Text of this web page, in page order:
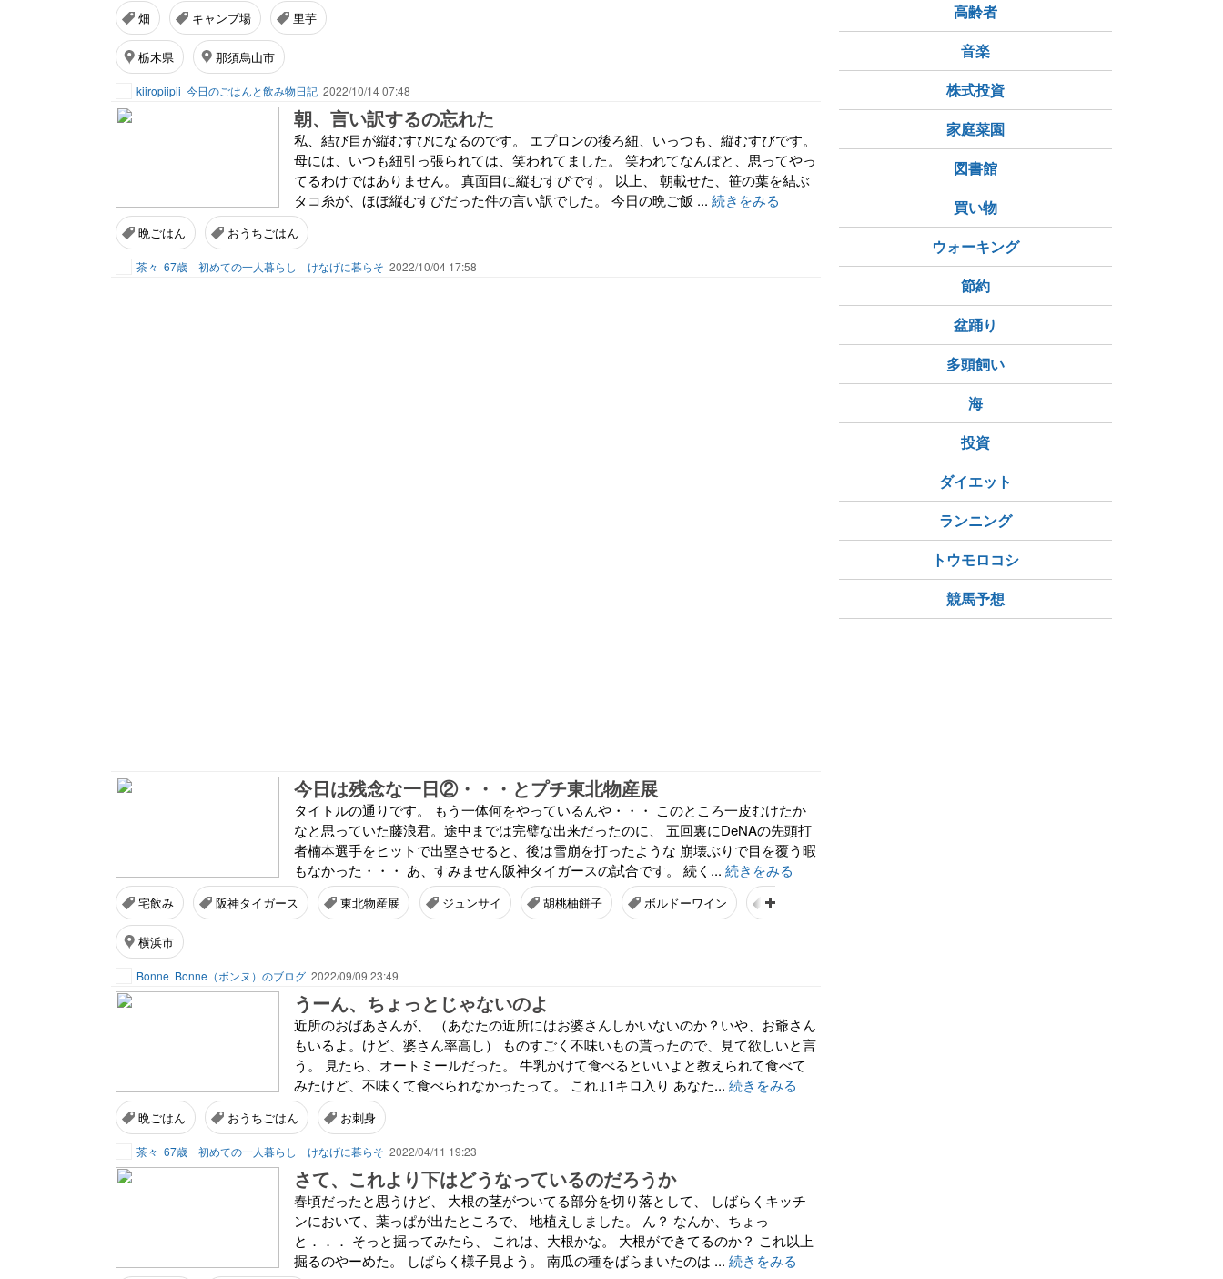
畑 キャンプ場 里芋
栃木県 那須烏山市
kiiropiipii 今日のごはんと飲み物日記 2022/10/14 07:48
朝、言い訳するの忘れた
私、結び目が縦むすびになるのです。 エプロンの後ろ紐、いっつも、縦むすびです。
母には、いつも紐引っ張られては、笑われてました。 笑われてなんぼと、思ってやっ
てるわけではありません。 真面目に縦むすびです。 以上、 朝載せた、笹の葉を結ぶ
タコ糸が、ほぼ縦むすびだった件の言い訳でした。 今日の晩ご飯 ... 続きをみる
晩ごはん おうちごはん
茶々 67歳 初めての一人暮らし けなげに暮らそ 2022/10/04 17:58
今日は残念な一日②・・・とプチ東北物産展
タイトルの通りです。 もう一体何をやっているんや・・・ このところ一皮むけたか
なと思っていた藤浪君。途中までは完璧な出来だったのに、 五回裏にDeNAの先頭打
者楠本選手をヒットで出塁させると、後は雪崩を打ったような 崩壊ぶりで目を覆う暇
もなかった・・・ あ、すみません阪神タイガースの試合です。 続く... 続きをみる
宅飲み 阪神タイガース 東北物産展 ジュンサイ 胡桃柚餅子 ボルドーワイン ジャン・ピエール・無エックス
横浜市
Bonne Bonne（ボンヌ）のブログ 2022/09/09 23:49
うーん、ちょっとじゃないのよ
近所のおばあさんが、 （あなたの近所にはお婆さんしかいないのか？いや、お爺さん
もいるよ。けど、婆さん率高し） ものすごく不味いもの貰ったので、見て欲しいと言
う。 見たら、オートミールだった。 牛乳かけて食べるといいよと教えられて食べて
みたけど、不味くて食べられなかったって。 これ↓1キロ入り あなた... 続きをみる
晩ごはん おうちごはん お刺身
茶々 67歳 初めての一人暮らし けなげに暮らそ 2022/04/11 19:23
さて、これより下はどうなっているのだろうか
春頃だったと思うけど、 大根の茎がついてる部分を切り落として、 しばらくキッチ
ンにおいて、葉っぱが出たところで、 地植えしました。 ん？ なんか、ちょっ
と．．． そっと掘ってみたら、 これは、大根かな。 大根ができてるのか？ これ以上
掘るのやーめた。 しばらく様子見よう。 南瓜の種をばらまいたのは ... 続きをみる
高齢者
音楽
株式投資
家庭菜園
図書館
買い物
ウォーキング
節約
盆踊り
多頭飼い
海
投資
ダイエット
ランニング
トウモロコシ
競馬予想